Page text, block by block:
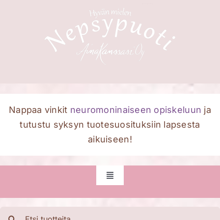
Nappaa vinkit neuromoninaiseen opiskeluun ja
tutustu syksyn tuotesuosituksiin lapsesta
aikuiseen!
Toggle
Etusivu